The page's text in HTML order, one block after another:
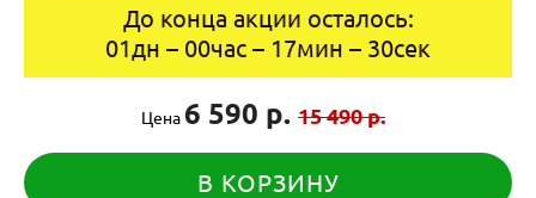
До конца акции осталось:
01дн – 00час – 17мин – 29сек
Цена 6 590 р. 15 490 р.
В КОРЗИНУ